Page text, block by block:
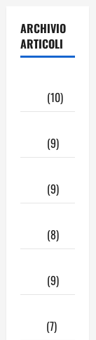
ARCHIVIO
ARTICOLI
(10)
(9)
(9)
(8)
(9)
(7)